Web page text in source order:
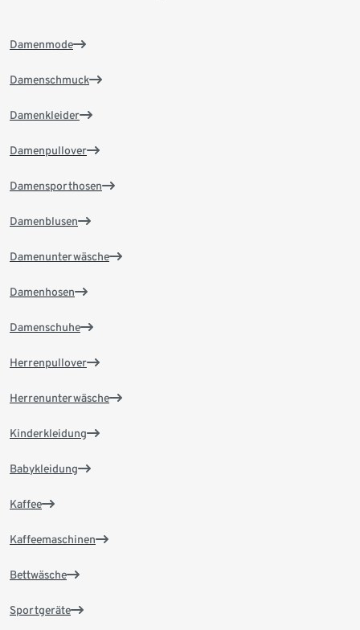
Damenmode
Damenschmuck
Damenkleider
Damenpullover
Damensporthosen
Damenblusen
Damenunterwäsche
Damenhosen
Damenschuhe
Herrenpullover
Herrenunterwäsche
Kinderkleidung
Babykleidung
Kaffee
Kaffeemaschinen
Bettwäsche
Sportgeräte